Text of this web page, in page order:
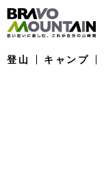
登山 キャンプ